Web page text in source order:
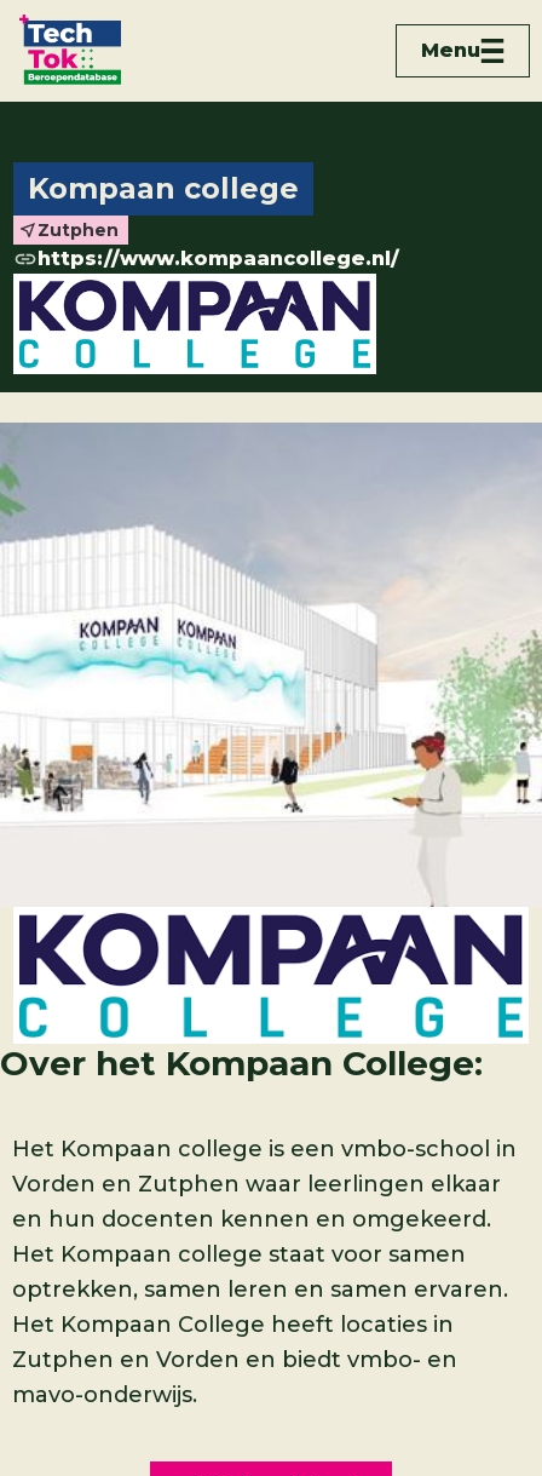
Menu
Kompaan college
Zutphen
https://www.kompaancollege.nl/
Over het Kompaan College:
Het Kompaan college is een vmbo-school in
Vorden en Zutphen waar leerlingen elkaar
en hun docenten kennen en omgekeerd.
Het Kompaan college staat voor samen
optrekken, samen leren en samen ervaren.
Het Kompaan College heeft locaties in
Zutphen en Vorden en biedt vmbo- en
mavo-onderwijs.